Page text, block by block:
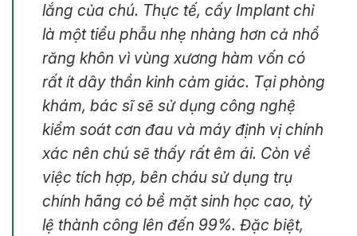
lắng của chú. Thực tế, cấy Implant chỉ
là một tiểu phẫu nhẹ nhàng hơn cả nhổ
răng khôn vì vùng xương hàm vốn có
rất ít dây thần kinh cảm giác. Tại phòng
khám, bác sĩ sẽ sử dụng công nghệ
kiểm soát cơn đau và máy định vị chính
xác nên chú sẽ thấy rất êm ái. Còn về
việc tích hợp, bên cháu sử dụng trụ
chính hãng có bề mặt sinh học cao, tỷ
lệ thành công lên đến 99%. Đặc biệt,